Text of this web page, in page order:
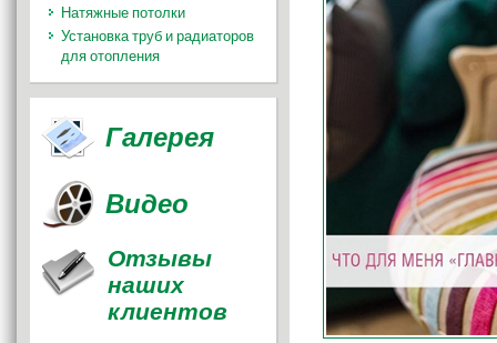
Натяжные потолки
Установка труб и радиаторов
для отопления
Галерея
Видео
Отзывы
наших
клиентов